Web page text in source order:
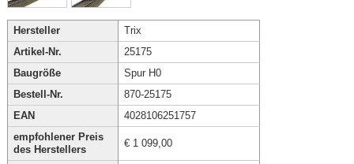
Hersteller
Trix
Artikel-Nr.
25175
Baugröße
Spur H0
Bestell-Nr.
870-25175
EAN
4028106251757
empfohlener Preis
des Herstellers
€ 1 099,00